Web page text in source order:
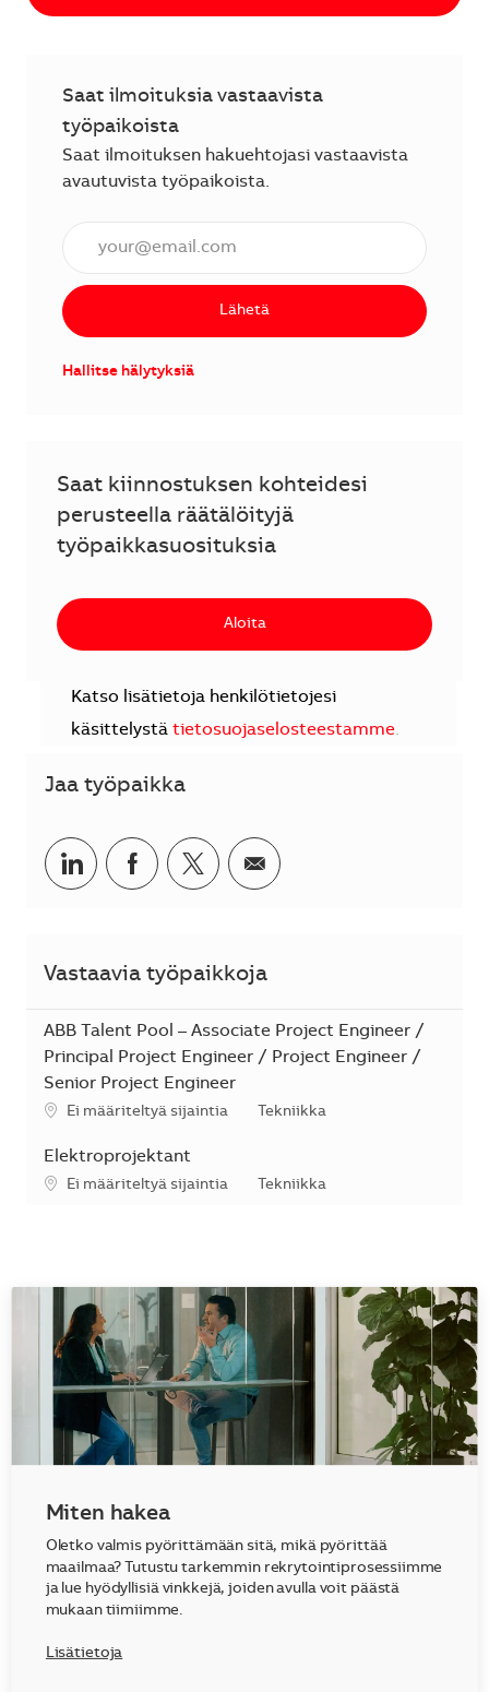
Saat ilmoituksia vastaavista
työpaikoista
Saat ilmoituksen hakuehtojasi vastaavista
avautuvista työpaikoista.
Lähetä
Hallitse hälytyksiä
Saat kiinnostuksen kohteidesi
perusteella räätälöityjä
työpaikkasuosituksia
Aloita
Katso lisätietoja henkilötietojesi
käsittelystä tietosuojaselosteestamme.
Jaa työpaikka
Jaa LinkedInissä
Jaa Facebookissa
Jaa Twitterissä
Jaa sähköpostilla
Vastaavia työpaikkoja
ABB Talent Pool – Associate Project Engineer /
Principal Project Engineer / Project Engineer /
Senior Project Engineer
SijaintiEi määriteltyä sijaintia Kategoria
Tekniikka
Elektroprojektant
SijaintiEi määriteltyä sijaintia Kategoria
Tekniikka
Miten hakea
Oletko valmis pyörittämään sitä, mikä pyörittää
maailmaa? Tutustu tarkemmin rekrytointiprosessiimme
ja lue hyödyllisiä vinkkejä, joiden avulla voit päästä
mukaan tiimiimme.
Lisätietoja